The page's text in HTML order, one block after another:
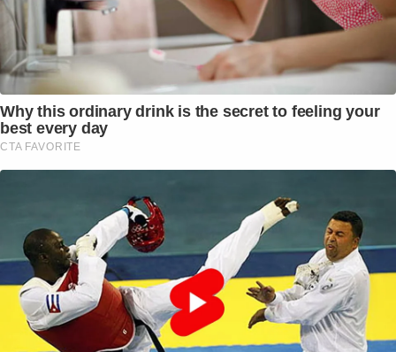
Why this ordinary drink is the secret to feeling your
best every day
CTA FAVORITE